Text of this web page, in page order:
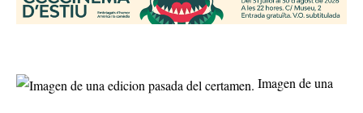
Imagen de una